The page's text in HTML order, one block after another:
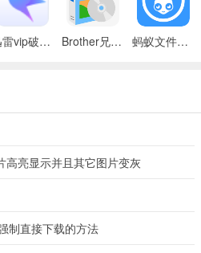
迅雷vip破解版永久会员2024版 Brother兄弟 MFC-8480DN多功能一体机ISIS驱动 蚂蚁文件（数据恢复大师）
高亮显示并且其它图片变灰
制直接下载的方法